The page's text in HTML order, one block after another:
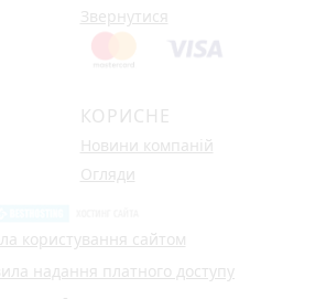
Звернутися
КОРИСНЕ
Новини компаній
Огляди
користування сайтом
надання платного доступу